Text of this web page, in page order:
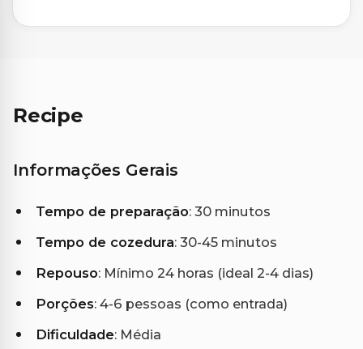
Recipe
Informações Gerais
Tempo de preparação: 30 minutos
Tempo de cozedura: 30-45 minutos
Repouso: Mínimo 24 horas (ideal 2-4 dias)
Porções: 4-6 pessoas (como entrada)
Dificuldade: Média